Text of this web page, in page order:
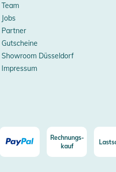
Team
Jobs
Partner
Gutscheine
Showroom Düsseldorf
Impressum
Rechnungs-
kauf